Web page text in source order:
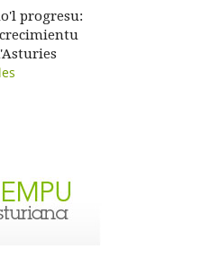
progresu: